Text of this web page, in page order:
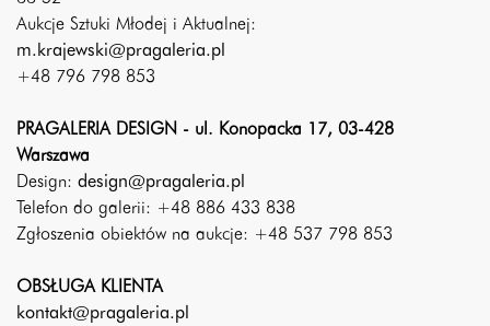
Aukcje Sztuki Młodej i Aktualnej:
m.krajewski@pragaleria.pl
+48 796 798 853
PRAGALERIA DESIGN - ul. Konopacka 17, 03-428
Warszawa
Design: design@pragaleria.pl
Telefon do galerii: +48 886 433 838
Zgłoszenia obiektów na aukcje: +48 537 798 853
OBSŁUGA KLIENTA
kontakt@pragaleria.pl